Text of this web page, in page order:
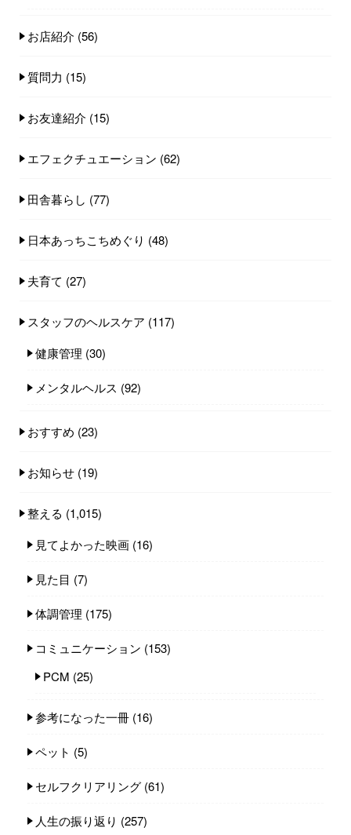
お店紹介 (56)
質問力 (15)
お友達紹介 (15)
エフェクチュエーション (62)
田舎暮らし (77)
日本あっちこちめぐり (48)
夫育て (27)
スタッフのヘルスケア (117)
健康管理 (30)
メンタルヘルス (92)
おすすめ (23)
お知らせ (19)
整える (1,015)
見てよかった映画 (16)
見た目 (7)
体調管理 (175)
コミュニケーション (153)
PCM (25)
参考になった一冊 (16)
ペット (5)
セルフクリアリング (61)
人生の振り返り (257)